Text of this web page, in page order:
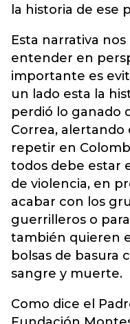
la historia de ese
Esta narrativa
entender en
importante es
un lado esta la
perdió lo ganado
Correa, alertando
repetir en
todos debe estar
de violencia, en
acabar con los
guerrilleros o
también quieren
bolsas de basura
sangre y muerte.
Como dice el